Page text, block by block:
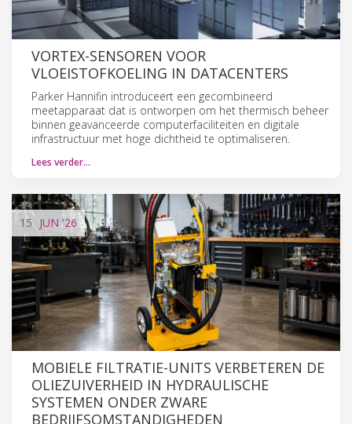
VORTEX-SENSOREN VOOR
VLOEISTOFKOELING IN DATACENTERS
Parker Hannifin introduceert een gecombineerd
meetapparaat dat is ontworpen om het thermisch beheer
binnen geavanceerde computerfaciliteiten en digitale
infrastructuur met hoge dichtheid te optimaliseren.
Lees verder…
15 JUN'26
MOBIELE FILTRATIE-UNITS VERBETEREN DE
OLIEZUIVERHEID IN HYDRAULISCHE
SYSTEMEN ONDER ZWARE
BEDRIJFSOMSTANDIGHEDEN